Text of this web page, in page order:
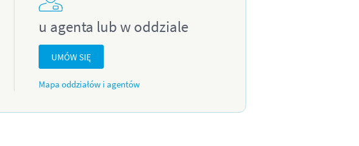
u agenta lub w oddziale
UMÓW SIĘ
Mapa oddziałów i agentów